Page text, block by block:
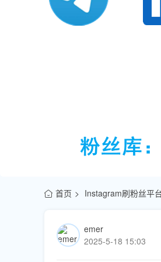
首页 Instagram刷粉丝平
emer
2025-5-18 15:03